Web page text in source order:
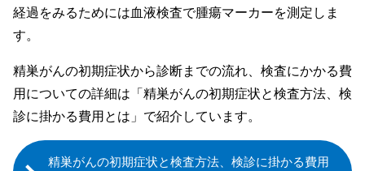
経過をみるためには血液検査で腫瘍マーカーを測定しま
す。
精巣がんの初期症状から診断までの流れ、検査にかかる費
用についての詳細は「精巣がんの初期症状と検査方法、検
診に掛かる費用とは」で紹介しています。
精巣がんの初期症状と検査方法、検診に掛かる費用